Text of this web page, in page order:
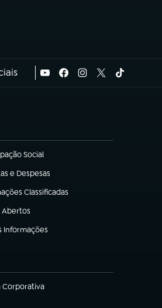
Social
nova aba)
e Despesas
nova aba)
Classificadas
nova aba)
Abertos
nova aba)
Informações
nova aba)
Corporativa
aba)